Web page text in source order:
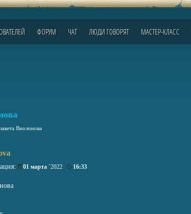
ФОРУМ ЧАТ ЛЮДИ ГОВОРЯТ МАСТЕР-КЛАСС
Виолонова
01 марта ’2022 16:33